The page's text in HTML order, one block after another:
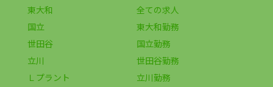
東大和
国立
世田谷
立川
Ｌプラント
全ての求人
東大和勤務
国立勤務
世田谷勤務
立川勤務